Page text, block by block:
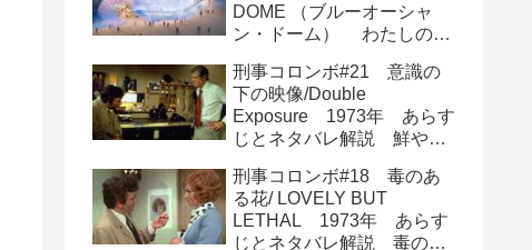
DOME （ブルーオーシャ
ン・ドーム） わたしの海
刑事コロンボ#21 意識の
下の映像/Double
Exposure 1973年 あらす
じとネタバレ解説 鮮やか
刑事コロンボ#18 毒のあ
る花/ LOVELY BUT
LETHAL 1973年 あらす
じとネタバレ解説 毒のあ